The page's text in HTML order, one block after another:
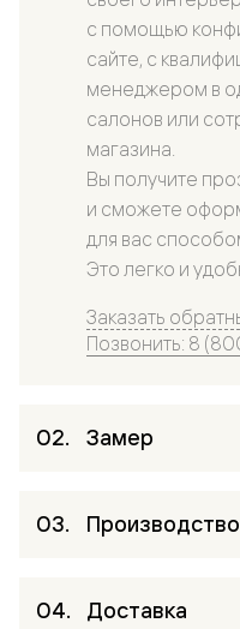
с помощью
сайте, с
менеджером в
салонов или
магазина.
Вы получите
и сможете
для вас
Это легко и
Заказать
Позвонить: 8
Замер
Производство
Доставка